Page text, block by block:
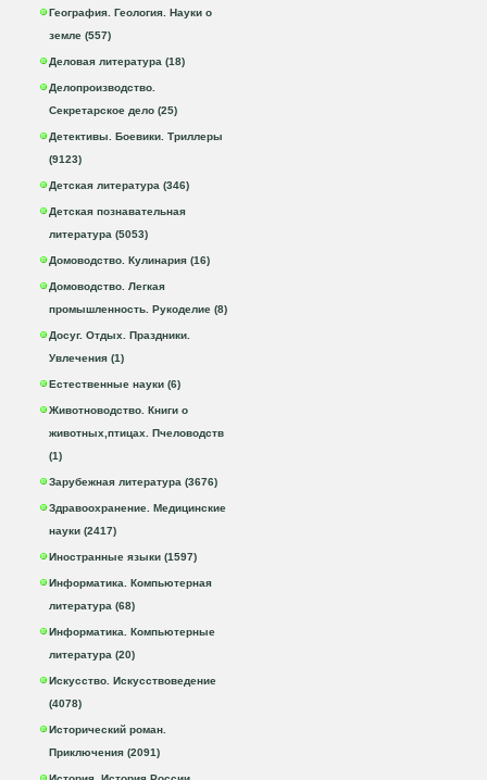
География. Геология. Науки о
земле (557)
Деловая литература (18)
Делопроизводство.
Секретарское дело (25)
Детективы. Боевики. Триллеры
(9123)
Детская литература (346)
Детская познавательная
литература (5053)
Домоводство. Кулинария (16)
Домоводство. Легкая
промышленность. Рукоделие (8)
Досуг. Отдых. Праздники.
Увлечения (1)
Естественные науки (6)
Животноводство. Книги о
животных,птицах. Пчеловодств
(1)
Зарубежная литература (3676)
Здравоохранение. Медицинские
науки (2417)
Иностранные языки (1597)
Информатика. Компьютерная
литература (68)
Информатика. Компьютерные
литература (20)
Искусство. Искусствоведение
(4078)
Исторический роман.
Приключения (2091)